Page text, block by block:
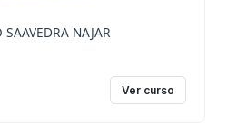
NAJAR
Ver curso